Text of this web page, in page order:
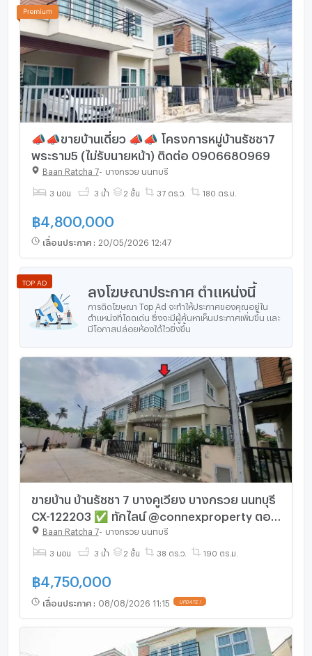
📣📣ขายบ้านเดี่ยว 📣📣 โครงการหมู่บ้านรัชชา7
พระราม5 (ไม่รับนายหน้า) ติดต่อ 0906680969
Baan Ratcha 7- บางกรวย นนทบุรี
3 นอน 3 น้ำ 2 ชั้น 37 ตร.ว. 180 ตร.ม.
฿ 4,800,000
เลื่อนประกาศ : 20/05/2026 12:47
ลงโฆษณาประกาศ ตำแหน่งนี้
การติดโฆษณา Top Ad จะทำให้ประกาศของคุณอยู่ใน
ตำแหน่งที่โดดเด่น ซึ่งจะมีผู้ค้นหาเห็นประกาศเพิ่มขึ้น และ
มีโอกาสปล่อยห้องได้ไวยิ่งขึ้น
TOP AD
ขายบ้าน บ้านรัชชา 7 บางคูเวียง บางกรวย นนทบุรี
CX-122203 ✅ ทักไลน์ @connexproperty ตอบ
ทันที ทีมงานมืออาชีพ ✅
Baan Ratcha 7- บางกรวย นนทบุรี
3 นอน 3 น้ำ 2 ชั้น 38 ตร.ว. 190 ตร.ม.
฿ 4,750,000
เลื่อนประกาศ : 08/08/2026 11:15